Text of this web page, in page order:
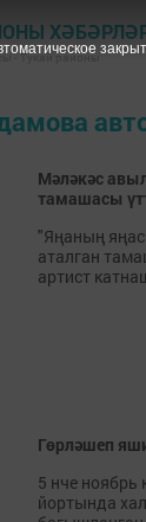
- Тукай районы
Мәләкәс
тамашасы
"Яңаның
аталган
артист
Гөрләшеп
5 нче ноябрь
йортында